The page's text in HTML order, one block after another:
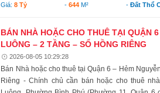
Giá:8 Tỷ -644 M² - Đất Thổ
BÁN NHÀ HOẶC CHO THUÊ TẠI QUẬN
LUÔNG – 2 TẦNG – SỔ HỒNG RIÊNG
2026-08-05 10:29:28
Bán Nhà hoặc cho thuê tại Quận 6 – Hẻm
Riêng - Chính chủ cần bán hoặc cho thuê